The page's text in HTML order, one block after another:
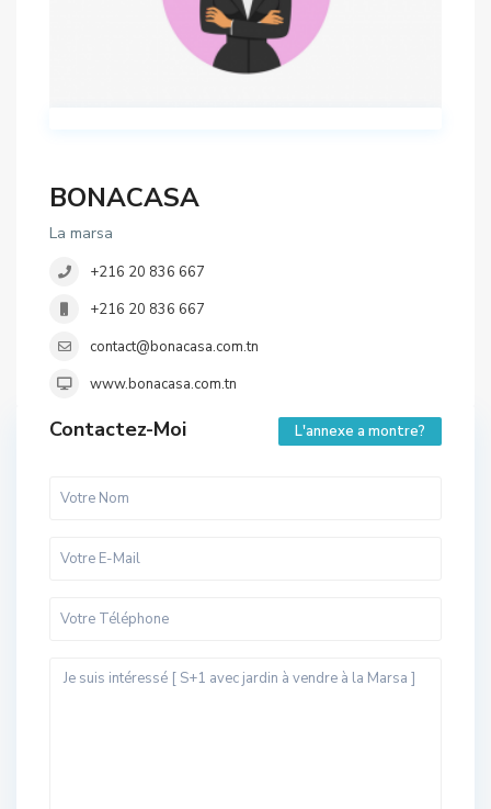
BONACASA
La marsa
+216 20 836 667
+216 20 836 667
contact@bonacasa.com.tn
www.bonacasa.com.tn
Contactez-Moi L'annexe a montre?